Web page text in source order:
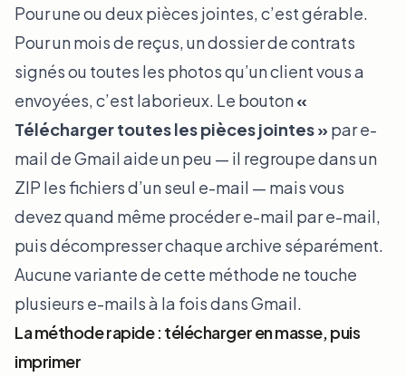
Pour une ou deux pièces jointes, c’est gérable.
Pour un mois de reçus, un dossier de contrats
signés ou toutes les photos qu’un client vous a
envoyées, c’est laborieux. Le bouton«
Télécharger toutes les pièces jointes »par e-
mail de Gmail aide un peu — il regroupe dans un
ZIP les fichiers d’un seul e-mail — mais vous
devez quand même procéder e-mail par e-mail,
puis décompresser chaque archive séparément.
Aucune variante de cette méthode ne touche
plusieurs e-mails à la fois dans Gmail.
La méthode rapide : télécharger en masse, puis
imprimer